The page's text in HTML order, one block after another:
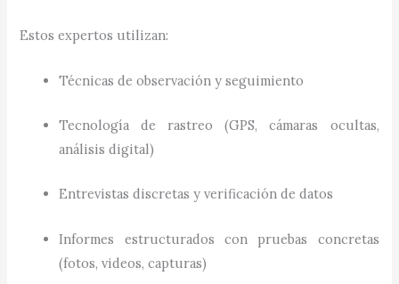
Estos expertos utilizan:
Técnicas de observación y seguimiento
Tecnología de rastreo (GPS, cámaras ocultas,
análisis digital)
Entrevistas discretas y verificación de datos
Informes estructurados con pruebas concretas
(fotos, videos, capturas)